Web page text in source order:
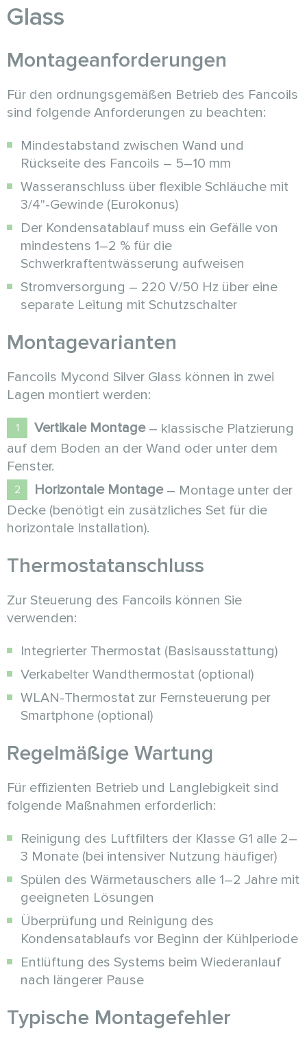
Glass
Montageanforderungen
Für den ordnungsgemäßen Betrieb des Fancoils
sind folgende Anforderungen zu beachten:
Mindestabstand zwischen Wand und
Rückseite des Fancoils – 5–10 mm
Wasseranschluss über flexible Schläuche mit
3/4"-Gewinde (Eurokonus)
Der Kondensatablauf muss ein Gefälle von
mindestens 1–2 % für die
Schwerkraftentwässerung aufweisen
Stromversorgung – 220 V/50 Hz über eine
separate Leitung mit Schutzschalter
Montagevarianten
Fancoils Mycond Silver Glass können in zwei
Lagen montiert werden:
Vertikale Montage– klassische Platzierung
auf dem Boden an der Wand oder unter dem
Fenster.
Horizontale Montage– Montage unter der
Decke (benötigt ein zusätzliches Set für die
horizontale Installation).
Thermostatanschluss
Zur Steuerung des Fancoils können Sie
verwenden:
Integrierter Thermostat (Basisausstattung)
Verkabelter Wandthermostat (optional)
WLAN-Thermostat zur Fernsteuerung per
Smartphone (optional)
Regelmäßige Wartung
Für effizienten Betrieb und Langlebigkeit sind
folgende Maßnahmen erforderlich:
Reinigung des Luftfilters der Klasse G1 alle 2–
3 Monate (bei intensiver Nutzung häufiger)
Spülen des Wärmetauschers alle 1–2 Jahre mit
geeigneten Lösungen
Überprüfung und Reinigung des
Kondensatablaufs vor Beginn der Kühlperiode
Entlüftung des Systems beim Wiederanlauf
nach längerer Pause
Typische Montagefehler